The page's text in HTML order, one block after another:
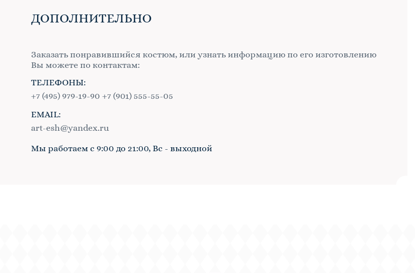
ДОПОЛНИТЕЛЬНО
Заказать понравившийся костюм, или узнать информацию по его изготовлению
Вы можете по контактам:
ТЕЛЕФОНЫ:
+7 (495) 979-19-90 +7 (901) 555-55-05
EMAIL:
art-esh@yandex.ru
Мы работаем с 9:00 до 21:00, Вс - выходной